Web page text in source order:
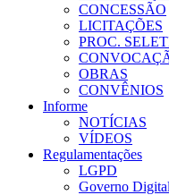
CONCESSÃO
LICITAÇÕES
PROC.
OBRAS
CONVÊNIOS
Informe
NOTÍCIAS
VÍDEOS
Regulamentações
LGPD
Governo Digital